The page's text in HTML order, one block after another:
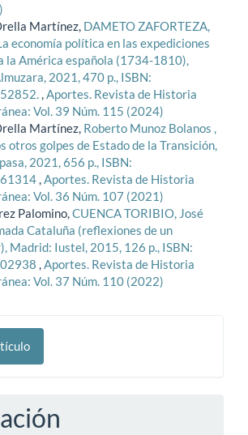
Martínez, DAMETO ZAFORTEZA,
economía política en las expediciones
la América española (1734-1810),
2021, 470 p., ISBN:
Aportes. Revista de Historia
Vol. 39 Núm. 115 (2024)
Martínez, Roberto Munoz Bolanos ,
otros golpes de Estado de la Transición,
2021, 656 p., ISBN:
Aportes. Revista de Historia
Vol. 36 Núm. 107 (2021)
Palomino, CUENCA TORIBIO, José
Cataluña (reflexiones de un
Madrid: Iustel, 2015, 126 p., ISBN:
Aportes. Revista de Historia
Vol. 37 Núm. 110 (2022)